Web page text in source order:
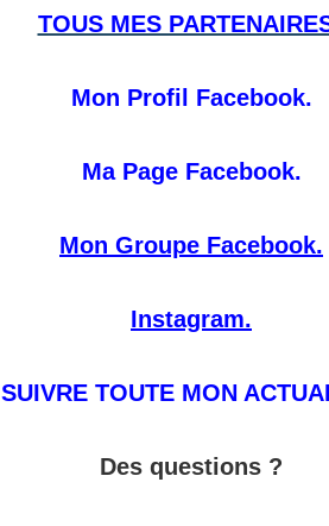
TOUS MES
Mon Profil Facebook.
Ma Page Facebook.
Mon Groupe Facebook.
Instagram.
SUIVRE TOUTE MON
Des questions ?